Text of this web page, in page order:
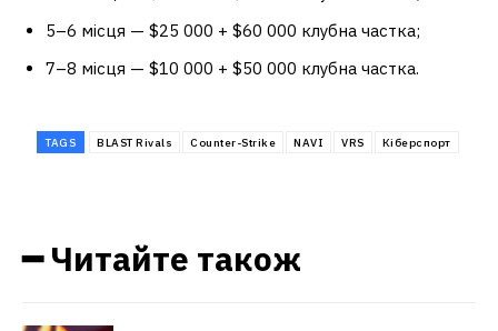
5–6 місця — $25 000 + $60 000 клубна частка;
7–8 місця — $10 000 + $50 000 клубна частка.
TAGS BLAST Rivals Counter-Strike NAVI VRS Кіберспорт
━ Читайте також